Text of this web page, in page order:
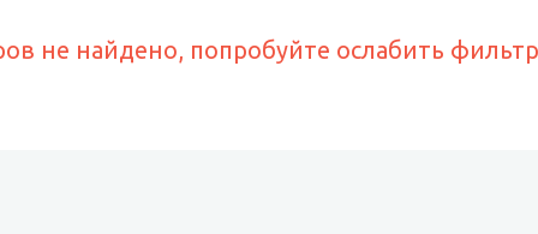
не найдено, попробуйте ослабить